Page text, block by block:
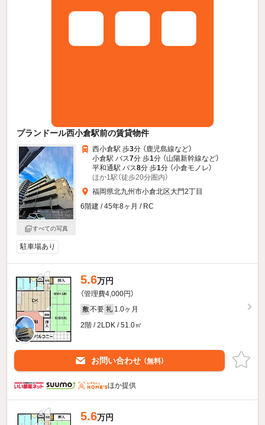
プランドール西小倉駅前の賃貸物件
すべての写真
西小倉駅 歩3分 （鹿児島線など）
小倉駅 バス7分 歩1分 （山陽新幹線など）
平和通駅 バス8分 歩1分 （小倉モノレ）
ほか1駅（徒歩20分圏内）
福岡県北九州市小倉北区大門2丁目
6階建 / 45年8ヶ月 / RC
駐車場あり
5.6万円
（管理費4,000円）
敷 不要 礼 1.0ヶ月
2階 / 2LDK / 51.0㎡
お問い合わせ （無料）
ほか提供
5.6万円